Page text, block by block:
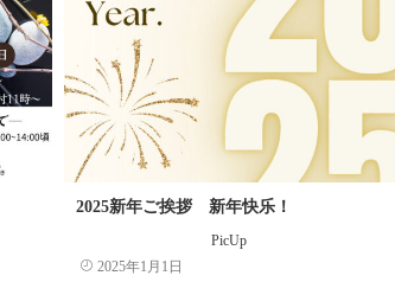
2025新年ご挨拶 新年快乐！
PicUp
2025年1月1日